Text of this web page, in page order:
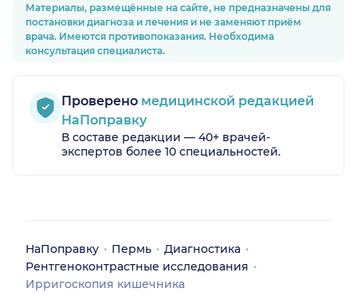
Материалы, размещённые на сайте, не предназначены для
постановки диагноза и лечения и не заменяют приём
врача. Имеются противопоказания. Необходима
консультация специалиста.
Проверено медицинской редакцией
НаПоправку
В составе редакции — 40+ врачей-
экспертов более 10 специальностей.
НаПоправку Пермь
Диагностика
Рентгеноконтрастные исследования
Ирригоскопия кишечника